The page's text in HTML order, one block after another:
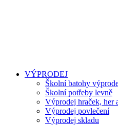
VÝPRODEJ
Školní batohy
Školní potřeby levně
Výprodej hraček, her
Výprodej povlečení
Výprodej skladu